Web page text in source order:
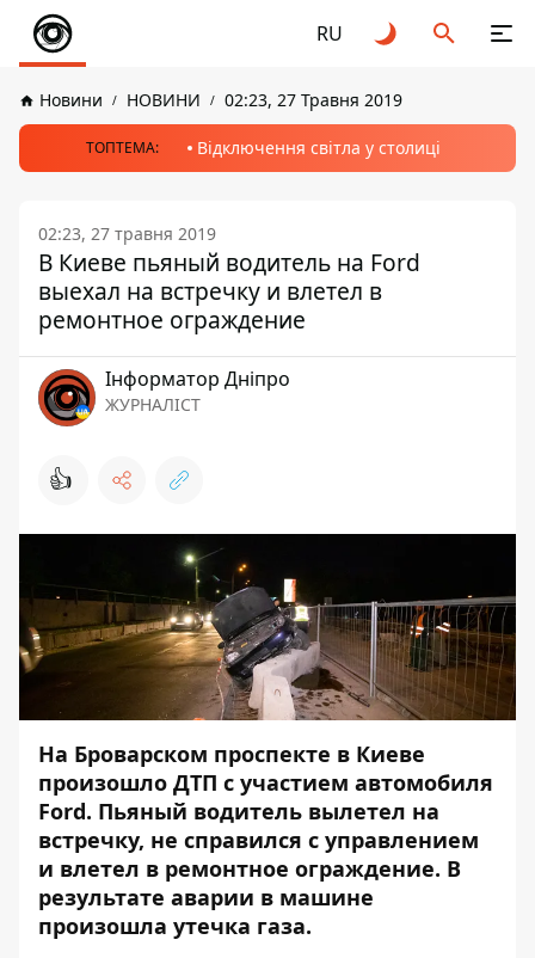
RU
Новини НОВИНИ 02:23, 27 Травня 2019
ТОПТЕМА: Відключення світла у столиці
02:23, 27 травня 2019
В Киеве пьяный водитель на Ford
выехал на встречку и влетел в
ремонтное ограждение
Інформатор Дніпро
ЖУРНАЛІСТ
👍
На Броварском проспекте в Киеве
произошло ДТП с участием автомобиля
Ford. Пьяный водитель вылетел на
встречку, не справился с управлением
и влетел в ремонтное ограждение. В
результате аварии в машине
произошла утечка газа.